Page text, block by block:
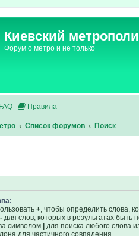
Киевский
Форум о метро и не только
FAQ Правила
Список форумов Поиск
+, чтобы определить слова,
- для слов, которых в результатах
символом
для поиска любого слова
для частичного совпадения.